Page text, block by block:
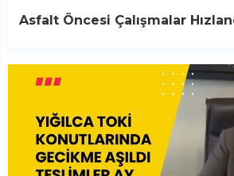
Asfalt Öncesi Çalışmalar